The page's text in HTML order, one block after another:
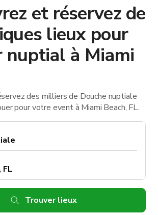
et réservez de
lieux pour
nuptial à Miami
des milliers de Douche nuptiale
pour votre event à Miami Beach, FL.
Trouver lieux